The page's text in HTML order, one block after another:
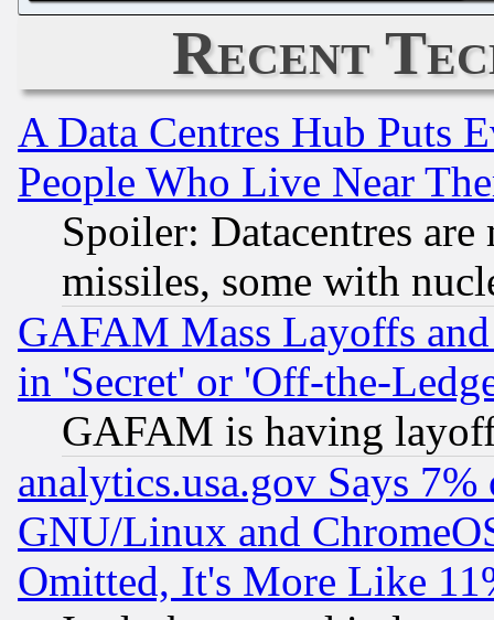
Recent
A Data Centres Hub Puts
People Who Live Near
Spoiler: Datacentres
missiles, some with
GAFAM Mass Layoffs
in 'Secret' or 'Off-the-
GAFAM is having
analytics.usa.gov Says
GNU/Linux and
Omitted, It's More Like